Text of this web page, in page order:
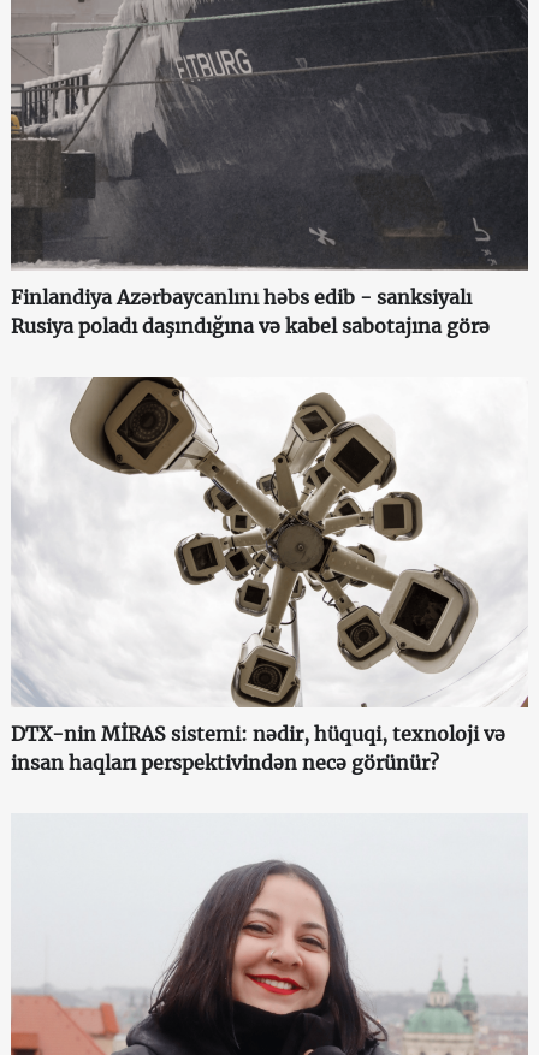
Finlandiya Azərbaycanlını həbs edib - sanksiyalı
Rusiya poladı daşındığına və kabel sabotajına görə
DTX-nin MİRAS sistemi: nədir, hüquqi, texnoloji və
insan haqları perspektivindən necə görünür?